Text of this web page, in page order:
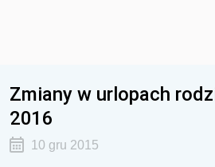
Zmiany w urlopach
2016
10 gru 2015